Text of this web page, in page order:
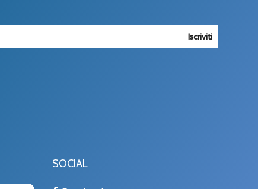
Iscriviti
SOCIAL